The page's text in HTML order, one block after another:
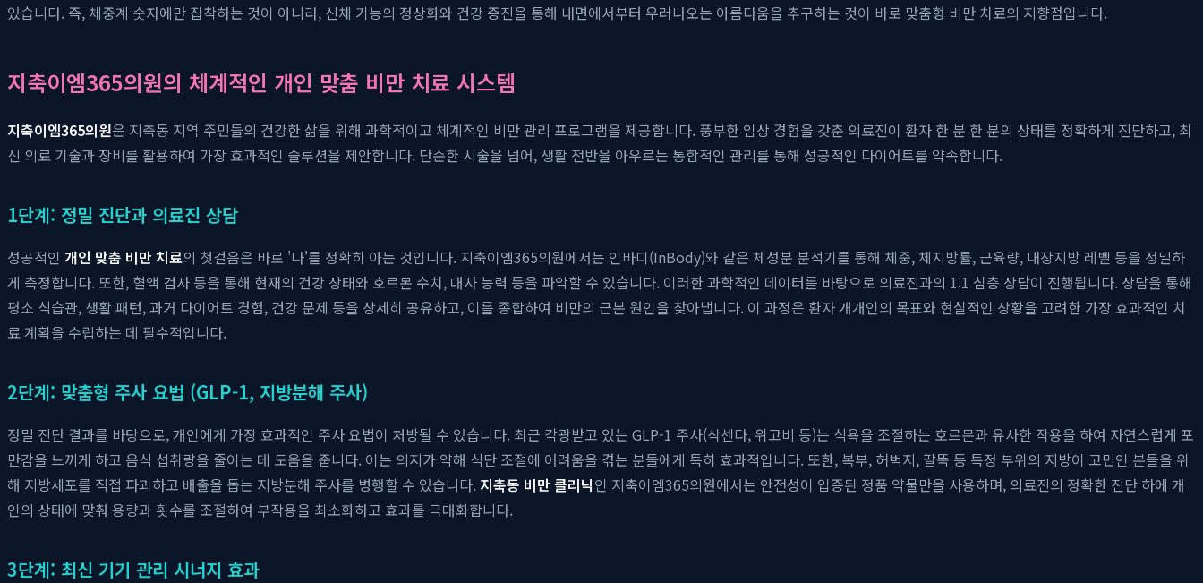
있습니다. 즉, 체중계 숫자에만 집착하는 것이 아니라, 신체 기능의 정상화와 건강 증진을 통해 내면에서부터 우러나오는 아름다움을 추구하는 것이 바로 맞춤형 비만 치료의 지향점입니다.
지축이엠365의원의 체계적인 개인 맞춤 비만 치료 시스템
지축이엠365의원은 지축동 지역 주민들의 건강한 삶을 위해 과학적이고 체계적인 비만 관리 프로그램을 제공합니다. 풍부한 임상 경험을 갖춘 의료진이 환자 한 분 한 분의 상태를 정확하게 진단하고, 최
신 의료 기술과 장비를 활용하여 가장 효과적인 솔루션을 제안합니다. 단순한 시술을 넘어, 생활 전반을 아우르는 통합적인 관리를 통해 성공적인 다이어트를 약속합니다.
1단계: 정밀 진단과 의료진 상담
성공적인 개인 맞춤 비만 치료의 첫걸음은 바로 '나'를 정확히 아는 것입니다. 지축이엠365의원에서는 인바디(InBody)와 같은 체성분 분석기를 통해 체중, 체지방률, 근육량, 내장지방 레벨 등을 정밀하
게 측정합니다. 또한, 혈액 검사 등을 통해 현재의 건강 상태와 호르몬 수치, 대사 능력 등을 파악할 수 있습니다. 이러한 과학적인 데이터를 바탕으로 의료진과의 1:1 심층 상담이 진행됩니다. 상담을 통해
평소 식습관, 생활 패턴, 과거 다이어트 경험, 건강 문제 등을 상세히 공유하고, 이를 종합하여 비만의 근본 원인을 찾아냅니다. 이 과정은 환자 개개인의 목표와 현실적인 상황을 고려한 가장 효과적인 치
료 계획을 수립하는 데 필수적입니다.
2단계: 맞춤형 주사 요법 (GLP-1, 지방분해 주사)
정밀 진단 결과를 바탕으로, 개인에게 가장 효과적인 주사 요법이 처방될 수 있습니다. 최근 각광받고 있는 GLP-1 주사(삭센다, 위고비 등)는 식욕을 조절하는 호르몬과 유사한 작용을 하여 자연스럽게 포
만감을 느끼게 하고 음식 섭취량을 줄이는 데 도움을 줍니다. 이는 의지가 약해 식단 조절에 어려움을 겪는 분들에게 특히 효과적입니다. 또한, 복부, 허벅지, 팔뚝 등 특정 부위의 지방이 고민인 분들을 위
해 지방세포를 직접 파괴하고 배출을 돕는 지방분해 주사를 병행할 수 있습니다. 지축동 비만 클리닉인 지축이엠365의원에서는 안전성이 입증된 정품 약물만을 사용하며, 의료진의 정확한 진단 하에 개
인의 상태에 맞춰 용량과 횟수를 조절하여 부작용을 최소화하고 효과를 극대화합니다.
3단계: 최신 기기 관리 시너지 효과